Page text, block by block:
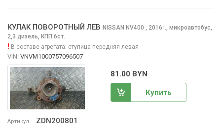
Артикул ZDN200801
КУЛАК ПОВОРОТНЫЙ ЛЕВ NISSAN NV400 , 2016г.
микроавтобус,
2,3 дизель, КПП 6ст.
! В составе агрегата: ступица передняя левая
VIN: VNVM1000757096507
81.00 BYN
Купить